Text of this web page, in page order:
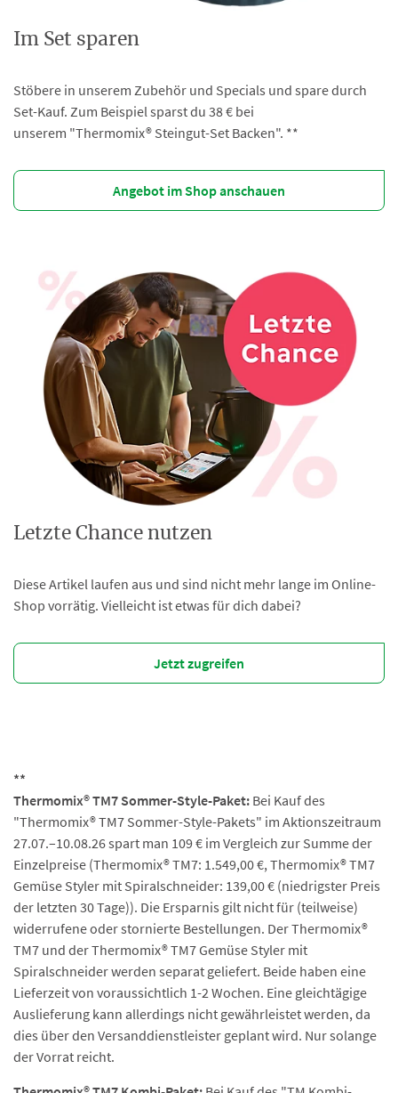
Im Set sparen
Stöbere in unserem Zubehör und Specials und spare durch
Set-Kauf. Zum Beispiel sparst du 38 € bei
unserem "Thermomix® Steingut-Set Backen". **
Angebot im Shop anschauen
Letzte Chance nutzen
Diese Artikel laufen aus und sind nicht mehr lange im Online-
Shop vorrätig. Vielleicht ist etwas für dich dabei?
Jetzt zugreifen
**
Thermomix® TM7 Sommer-Style-Paket: Bei Kauf des
"Thermomix® TM7 Sommer-Style-Pakets" im Aktionszeitraum
27.07.–10.08.26 spart man 109 € im Vergleich zur Summe der
Einzelpreise (Thermomix® TM7: 1.549,00 €, Thermomix® TM7
Gemüse Styler mit Spiralschneider: 139,00 € (niedrigster Preis
der letzten 30 Tage)). Die Ersparnis gilt nicht für (teilweise)
widerrufene oder stornierte Bestellungen. Der Thermomix®
TM7 und der Thermomix® TM7 Gemüse Styler mit
Spiralschneider werden separat geliefert. Beide haben eine
Lieferzeit von voraussichtlich 1-2 Wochen. Eine gleichtägige
Auslieferung kann allerdings nicht gewährleistet werden, da
dies über den Versanddienstleister geplant wird. Nur solange
der Vorrat reicht.